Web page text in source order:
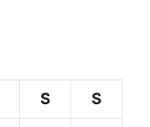
S S